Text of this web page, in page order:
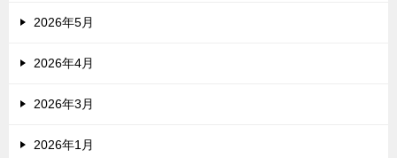
2026年5月
2026年4月
2026年3月
2026年1月